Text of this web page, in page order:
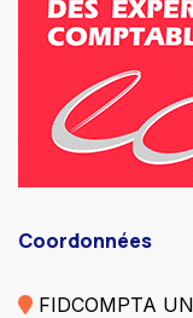
Coordonnées
FIDCOMPTA